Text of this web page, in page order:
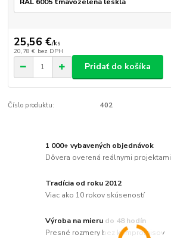
25,56 €/ks
20,78 € bez DPH
Pridať do košíka
Číslo produktu: 402
1 000+ vybavených objednávok
Dôvera overená reálnymi projektami
Tradícia od roku 2012
Viac ako 10 rokov skúseností
Výroba na mieru do 48 hodín
Presné rozmery bez kompromisov